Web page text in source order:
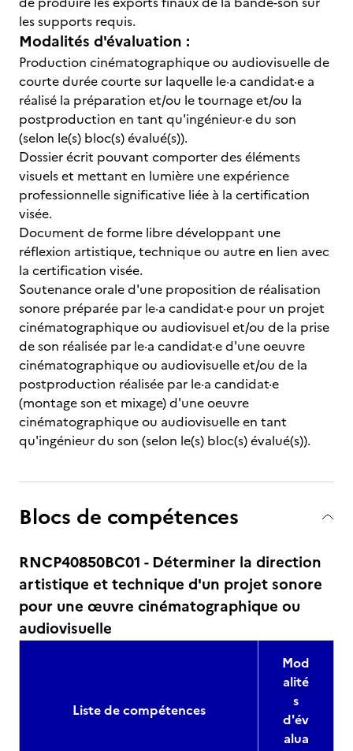
les supports requis.
Modalités d'évaluation :
Production cinématographique ou audiovisuelle de
courte durée courte sur laquelle le·a candidat·e a
réalisé la préparation et/ou le tournage et/ou la
postproduction en tant qu'ingénieur·e du son
(selon le(s) bloc(s) évalué(s)).
Dossier écrit pouvant comporter des éléments
visuels et mettant en lumière une expérience
professionnelle significative liée à la certification
visée.
Document de forme libre développant une
réflexion artistique, technique ou autre en lien avec
la certification visée.
Soutenance orale d'une proposition de réalisation
sonore préparée par le·a candidat·e pour un projet
cinématographique ou audiovisuel et/ou de la prise
de son réalisée par le·a candidat·e d'une oeuvre
cinématographique ou audiovisuelle et/ou de la
postproduction réalisée par le·a candidat·e
(montage son et mixage) d'une oeuvre
cinématographique ou audiovisuelle en tant
qu'ingénieur du son (selon le(s) bloc(s) évalué(s)).
Blocs de compétences
RNCP40850BC01 - Déterminer la direction
artistique et technique d'un projet sonore
pour une œuvre cinématographique ou
audiovisuelle
Liste de compétences
Mod
alité
s
d'év
alua